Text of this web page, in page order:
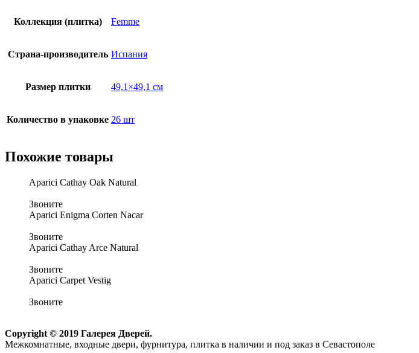
Коллекция (плитка) Femme
Страна-производитель Испания
Размер плитки 49,1×49,1 см
Количество в упаковке 26 шт
Похожие товары
Aparici Cathay Oak Natural
Звоните
Aparici Enigma Corten Nacar
Звоните
Aparici Cathay Arce Natural
Звоните
Aparici Carpet Vestig
Звоните
Copyright © 2019 Галерея Дверей.
Межкомнатные, входные двери, фурнитура, плитка в наличии и под заказ в Севастополе